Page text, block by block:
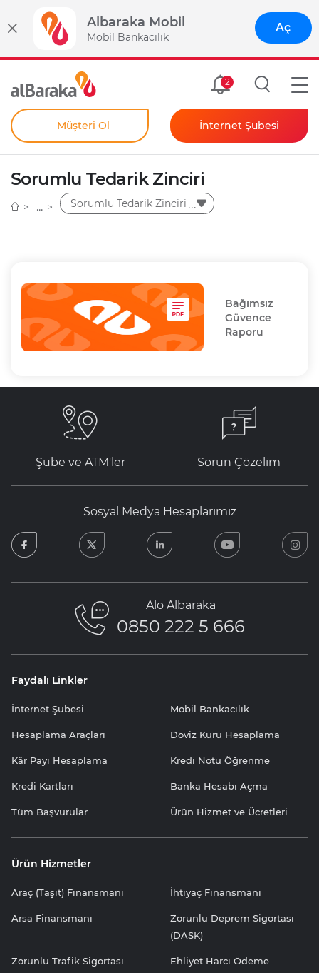
Albaraka Mobil
Mobil Bankacılık
Aç
Size Özel
2
Müşteri Ol
Kendim İçin
Şahıs Firmam İçin
İnternet Şubesi
Bireysel
Kurumsal
Anında Şifre
Sorumlu Tedarik Zinciri
Sorumlu Tedarik Zinciri
Bağımsız
Güvence
Raporu
Şube ve ATM'ler Sorun Çözelim
Sosyal Medya Hesaplarımız
facebook
Alo Albaraka
0850 222 5 666
Faydalı Linkler
İnternet Şubesi Mobil Bankacılık
Hesaplama Araçları Döviz Kuru Hesaplama
Kâr Payı Hesaplama Kredi Notu Öğrenme
Kredi Kartları Banka Hesabı Açma
Tüm Başvurular Ürün Hizmet ve Ücretleri
Ürün Hizmetler
Araç (Taşıt) Finansmanı İhtiyaç Finansmanı
Arsa Finansmanı
Zorunlu Deprem Sigortası
(DASK)
Zorunlu Trafik Sigortası Ehliyet Harcı Ödeme